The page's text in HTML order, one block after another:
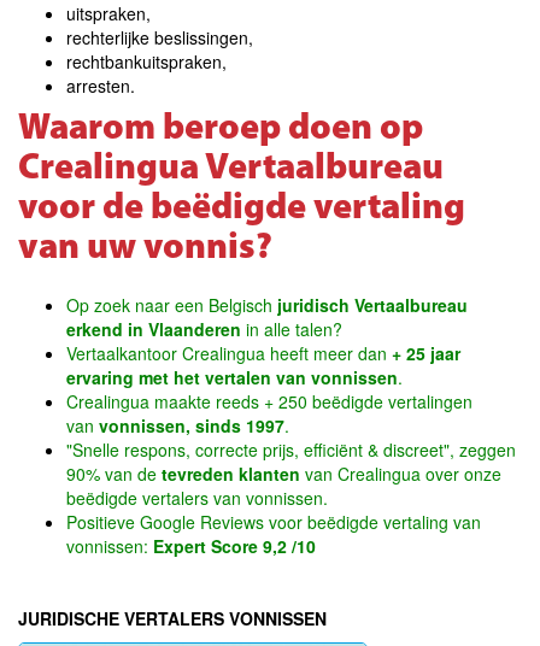
uitspraken,
rechterlijke beslissingen,
rechtbankuitspraken,
arresten.
Waarom beroep doen op
Crealingua Vertaalbureau
voor de beëdigde vertaling
van uw vonnis?
Op zoek naar een Belgisch juridisch Vertaalbureau
erkend in Vlaanderen in alle talen?
Vertaalkantoor Crealingua heeft meer dan + 25 jaar
ervaring met het vertalen van vonnissen.
Crealingua maakte reeds + 250 beëdigde vertalingen
van vonnissen, sinds 1997.
"Snelle respons, correcte prijs, efficiënt & discreet", zeggen
90% van de tevreden klanten van Crealingua over onze
beëdigde vertalers van vonnissen.
Positieve Google Reviews voor beëdigde vertaling van
vonnissen: Expert Score 9,2 /10
JURIDISCHE VERTALERS VONNISSEN